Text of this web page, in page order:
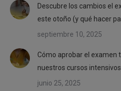
Descubre los cambios el
este otoño (y qué hacer
septiembre 10, 2025
Cómo aprobar el examen
nuestros cursos
junio 25, 2025